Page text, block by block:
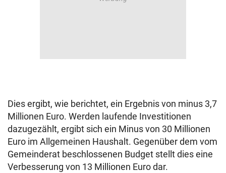
Dies ergibt, wie berichtet, ein Ergebnis von minus 3,7
Millionen Euro. Werden laufende Investitionen
dazugezählt, ergibt sich ein Minus von 30 Millionen
Euro im Allgemeinen Haushalt. Gegenüber dem vom
Gemeinderat beschlossenen Budget stellt dies eine
Verbesserung von 13 Millionen Euro dar.